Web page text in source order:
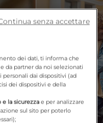
dei dati, ti informa che
da partner da noi selezionati
dai dispositivi (ad
dei dispositivi e della
la sicurezzae per analizzare
sul sito per poterlo
senza accettare